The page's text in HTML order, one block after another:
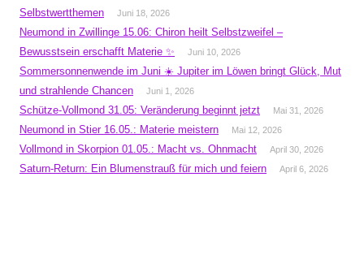
Selbstwertthemen
Juni 18, 2026
Neumond in Zwillinge 15.06: Chiron heilt Selbstzweifel –
Bewusstsein erschafft Materie ✨
Juni 10, 2026
Sommersonnenwende im Juni ☀️ Jupiter im Löwen bringt Glück, Mut
und strahlende Chancen
Juni 1, 2026
Schütze-Vollmond 31.05: Veränderung beginnt jetzt Mai 31, 2026
Neumond in Stier 16.05.: Materie meistern Mai 12, 2026
Vollmond in Skorpion 01.05.: Macht vs. Ohnmacht April 30, 2026
Saturn-Return: Ein Blumenstrauß für mich und feiern April 6, 2026